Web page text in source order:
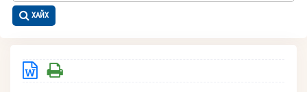
ХАЙХ